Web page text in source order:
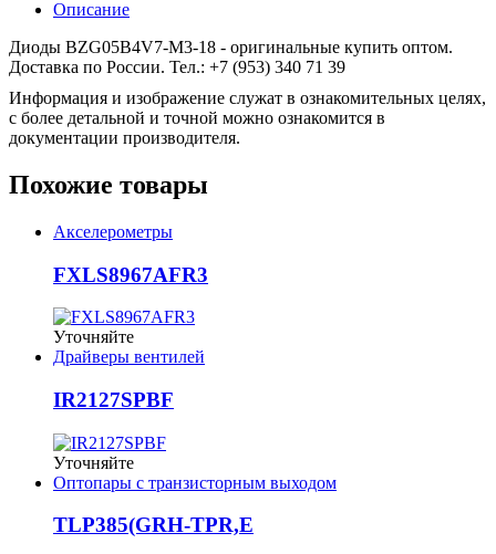
Описание
Диоды BZG05B4V7-M3-18 - оригинальные купить оптом.
Доставка по России. Тел.: +7 (953) 340 71 39
Информация и изображение служат в ознакомительных целях,
с более детальной и точной можно ознакомится в
документации производителя.
Похожие товары
Акселерометры
FXLS8967AFR3
Уточняйте
Драйверы вентилей
IR2127SPBF
Уточняйте
Оптопары с транзисторным выходом
TLP385(GRH-TPR,E